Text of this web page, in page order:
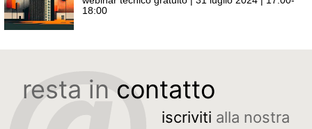
18:00
resta in contatto
iscriviti alla nostra